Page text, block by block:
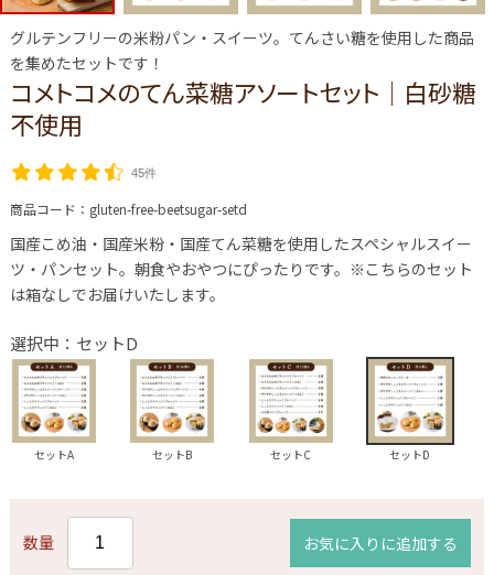
グルテンフリーの米粉パン・スイーツ。てんさい糖を使用した商品
を集めたセットです！
コメトコメのてん菜糖アソートセット│白砂糖
不使用
45件
商品コード： gluten-free-beetsugar-setd
国産こめ油・国産米粉・国産てん菜糖を使用したスペシャルスイー
ツ・パンセット。朝食やおやつにぴったりです。※こちらのセット
は箱なしでお届けいたします。
選択中：セットD
セットA セットB セットC セットD
数量 お気に入りに追加する